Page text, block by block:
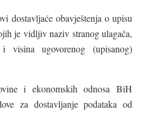
dostavljaće obavještenja o upisu
je vidljiv naziv stranog ulagača,
visina ugovorenog (upisanog)
i ekonomskih odnosa BiH
za dostavljanje podataka od